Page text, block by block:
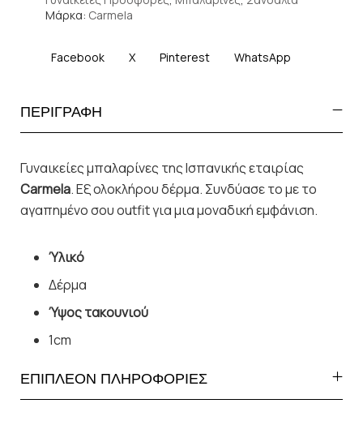
Μάρκα: Carmela
Facebook X Pinterest WhatsApp
ΠΕΡΙΓΡΑΦΗ
Γυναικείες μπαλαρίνες της Ισπανικής εταιρίας
Carmela. Εξ ολοκλήρου δέρμα. Συνδύασε το με το
αγαπημένο σου outfit για μια μοναδική εμφάνιση.
Ύλικό
Δέρμα
Ύψος τακουνιού
1cm
ΕΠΙΠΛΕΟΝ ΠΛΗΡΟΦΟΡΙΕΣ